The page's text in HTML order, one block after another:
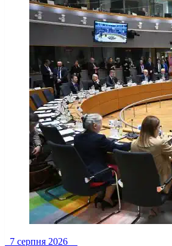
7 серпня 2026